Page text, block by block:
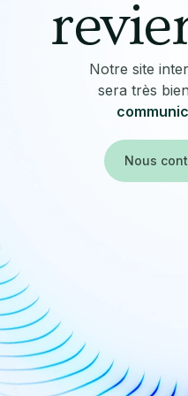
Notre site
sera très
Nous